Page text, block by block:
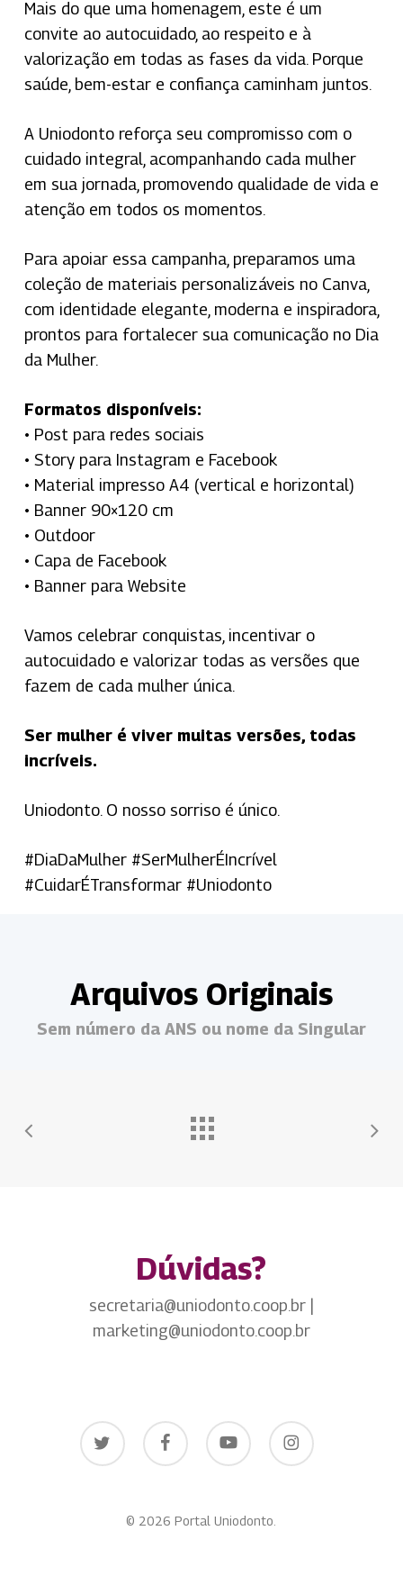
Mais do que uma homenagem, este é um
convite ao autocuidado, ao respeito e à
valorização em todas as fases da vida. Porque
saúde, bem-estar e confiança caminham juntos.
A Uniodonto reforça seu compromisso com o
cuidado integral, acompanhando cada mulher
em sua jornada, promovendo qualidade de vida e
atenção em todos os momentos.
Para apoiar essa campanha, preparamos uma
coleção de materiais personalizáveis no Canva,
com identidade elegante, moderna e inspiradora,
prontos para fortalecer sua comunicação no Dia
da Mulher.
Formatos disponíveis:
• Post para redes sociais
• Story para Instagram e Facebook
• Material impresso A4 (vertical e horizontal)
• Banner 90×120 cm
• Outdoor
• Capa de Facebook
• Banner para Website
Vamos celebrar conquistas, incentivar o
autocuidado e valorizar todas as versões que
fazem de cada mulher única.
Ser mulher é viver muitas versões, todas
incríveis.
Uniodonto. O nosso sorriso é único.
#DiaDaMulher #SerMulherÉIncrível
#CuidarÉTransformar #Uniodonto
Arquivos Originais
Sem número da ANS ou nome da Singular
Dúvidas?
secretaria@uniodonto.coop.br |
marketing@uniodonto.coop.br
twitter facebook youtube instagram
© 2026 Portal Uniodonto.